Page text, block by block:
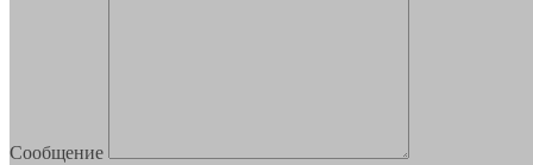
Сообщение